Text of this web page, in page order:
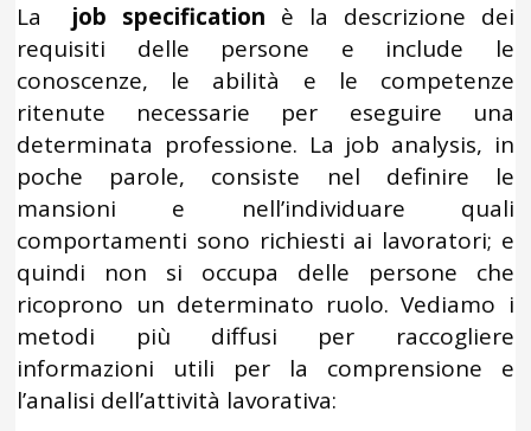
La job specification è la descrizione dei
requisiti delle persone e include le
conoscenze, le abilità e le competenze
ritenute necessarie per eseguire una
determinata professione. La job analysis, in
poche parole, consiste nel definire le
mansioni e nell’individuare quali
comportamenti sono richiesti ai lavoratori; e
quindi non si occupa delle persone che
ricoprono un determinato ruolo. Vediamo i
metodi più diffusi per raccogliere
informazioni utili per la comprensione e
l’analisi dell’attività lavorativa: